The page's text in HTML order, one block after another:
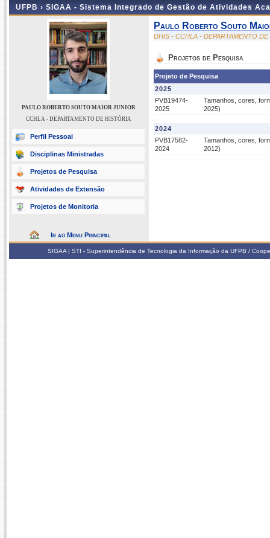
UFPB › SIGAA - Sistema Integrado de Gestão de Atividades
PAULO ROBERTO SOUTO MAIOR JUNIOR
CCHLA - DEPARTAMENTO DE HISTÓRIA
Perfil Pessoal
Disciplinas Ministradas
Projetos de Pesquisa
Atividades de Extensão
Projetos de Monitoria
Ir ao Menu Principal
Paulo Roberto Souto
DHIS - CCHLA - DEPARTAMENTO
Projetos de Pesquisa
Projeto de Pesquisa
2025
PVB19474-
2025
Tamanhos, cores,
2025)
2024
PVB17582-
2024
Tamanhos, cores,
2012)
SIGAA | STI - Superintendência de Tecnologia da Informação da UFPB /